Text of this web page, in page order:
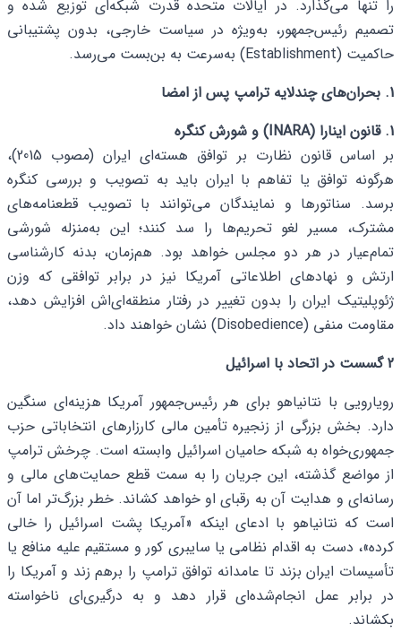
را تنها می‌گذارد. در ایالات متحده قدرت شبکه‌ای توزیع شده و
تصمیم رئیس‌جمهور، به‌ویژه در سیاست خارجی، بدون پشتیبانی
حاکمیت (Establishment) به‌سرعت به بن‌بست می‌رسد.
1. بحران‌های چندلایه ترامپ پس از امضا
1. قانون اینارا (INARA) و شورش کنگره
بر اساس قانون نظارت بر توافق هسته‌ای ایران (مصوب 2015)،
هرگونه توافق یا تفاهم با ایران باید به تصویب و بررسی کنگره
برسد. سناتورها و نمایندگان می‌توانند با تصویب قطعنامه‌های
مشترک، مسیر لغو تحریم‌ها را سد کنند؛ این به‌منزله شورشی
تمام‌عیار در هر دو مجلس خواهد بود. هم‌زمان، بدنه کارشناسی
ارتش و نهادهای اطلاعاتی آمریکا نیز در برابر توافقی که وزن
ژئوپلیتیک ایران را بدون تغییر در رفتار منطقه‌ای‌اش افزایش دهد،
مقاومت منفی (Disobedience) نشان خواهند داد.
2 گسست در اتحاد با اسرائیل
رویارویی با نتانیاهو برای هر رئیس‌جمهور آمریکا هزینه‌ای سنگین
دارد. بخش بزرگی از زنجیره تأمین مالی کارزارهای انتخاباتی حزب
جمهوری‌خواه به شبکه حامیان اسرائیل وابسته است. چرخش ترامپ
از مواضع گذشته، این جریان را به سمت قطع حمایت‌های مالی و
رسانه‌ای و هدایت آن به رقبای او خواهد کشاند. خطر بزرگ‌تر اما آن
است که نتانیاهو با ادعای اینکه «آمریکا پشت اسرائیل را خالی
کرده»، دست به اقدام نظامی یا سایبری کور و مستقیم علیه منافع یا
تأسیسات ایران بزند تا عامدانه توافق ترامپ را برهم زند و آمریکا را
در برابر عمل انجام‌شده‌ای قرار دهد و به درگیری‌ای ناخواسته
بکشاند.